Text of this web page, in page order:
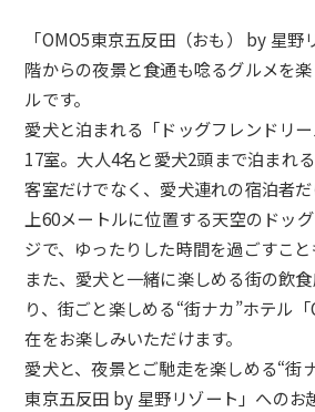
「OMO5東京五反田（おも） by 星野
階からの夜景と食通も唸るグルメを
ルです。
愛犬と泊まれる「ドッグフレンドリ
17室。大人4名と愛犬2頭まで泊まれる
客室だけでなく、愛犬連れの宿泊者
上60メートルに位置する天空のドッ
ジで、ゆったりした時間を過ごすこと
また、愛犬と一緒に楽しめる街の飲
り、街ごと楽しめる“街ナカ”ホテル
在をお楽しみいただけます。
愛犬と、夜景とご馳走を楽しめる“街
東京五反田 by 星野リゾート」へのお